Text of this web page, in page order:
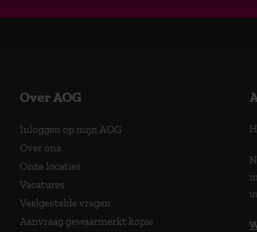
Over AOG
Inloggen op mijn AOG
Over ons
Onze locaties
Vacatures
Veelgestelde vragen
Aanvraag gewaarmerkt kopie